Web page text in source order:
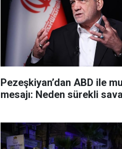
Pezeşkiyan’dan ABD ile
mesajı: Neden sürekli